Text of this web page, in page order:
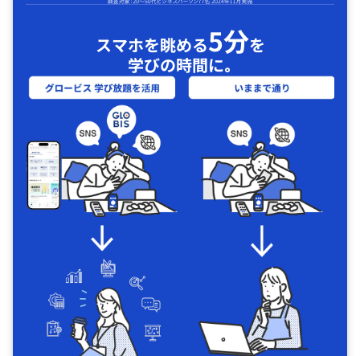
スマホを眺める5分を
学びの時間に｡